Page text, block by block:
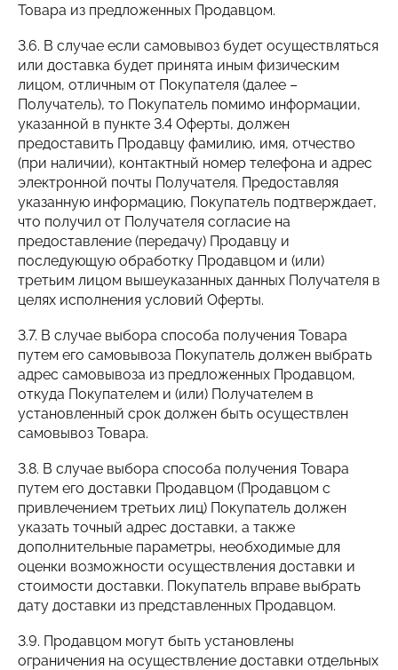
Товара из предложенных Продавцом.
3.6. В случае если самовывоз будет осуществляться
или доставка будет принята иным физическим
лицом, отличным от Покупателя (далее –
Получатель), то Покупатель помимо информации,
указанной в пункте 3.4 Оферты, должен
предоставить Продавцу фамилию, имя, отчество
(при наличии), контактный номер телефона и адрес
электронной почты Получателя. Предоставляя
указанную информацию, Покупатель подтверждает,
что получил от Получателя согласие на
предоставление (передачу) Продавцу и
последующую обработку Продавцом и (или)
третьим лицом вышеуказанных данных Получателя в
целях исполнения условий Оферты.
3.7. В случае выбора способа получения Товара
путем его самовывоза Покупатель должен выбрать
адрес самовывоза из предложенных Продавцом,
откуда Покупателем и (или) Получателем в
установленный срок должен быть осуществлен
самовывоз Товара.
3.8. В случае выбора способа получения Товара
путем его доставки Продавцом (Продавцом с
привлечением третьих лиц) Покупатель должен
указать точный адрес доставки, а также
дополнительные параметры, необходимые для
оценки возможности осуществления доставки и
стоимости доставки. Покупатель вправе выбрать
дату доставки из представленных Продавцом.
3.9. Продавцом могут быть установлены
ограничения на осуществление доставки отдельных